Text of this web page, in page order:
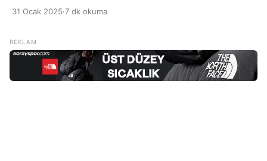
görülen bir durumdur ve buna “benign prostat hiperplazisi”
yaparak idrar yolunu daraltır. Bu durum, idrarın geçişini
zorlaştırır ve idrar yapma konusunda bir dizi rahatsız edici
semptoma […]
31 Ocak 2025·7 dk okuma